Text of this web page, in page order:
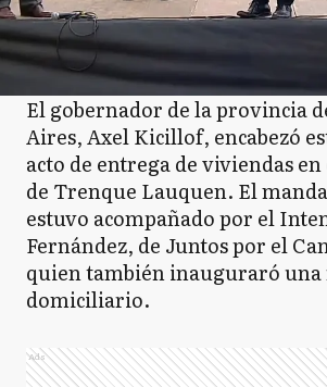
El gobernador de la provincia
Aires, Axel Kicillof, encabezó
acto de entrega de viviendas
de Trenque Lauquen. El
estuvo acompañado por el
Fernández, de Juntos por el
quien también inauguraró una
domiciliario.
Ads